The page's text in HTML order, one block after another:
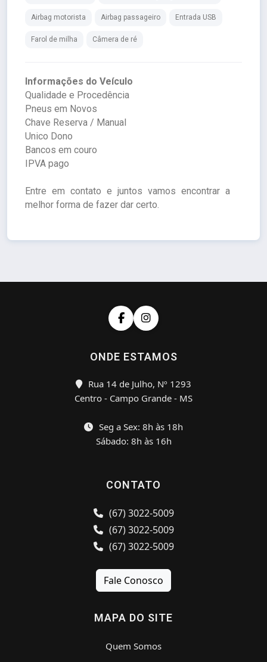
Airbag motorista Airbag passageiro Entrada USB
Farol de milha Câmera de ré
Informações do Veículo
Qualidade e Procedência
Pneus em Novos
Chave Reserva / Manual
Unico Dono
Bancos em couro
IPVA pago
Entre em contato e juntos vamos encontrar a
melhor forma de fazer dar certo.
ONDE ESTAMOS
Rua 14 de Julho, Nº 1293
Centro - Campo Grande - MS
Seg a Sex: 8h às 18h
Sábado: 8h às 16h
CONTATO
(67) 3022-5009
(67) 3022-5009
(67) 3022-5009
Fale Conosco
MAPA DO SITE
Quem Somos